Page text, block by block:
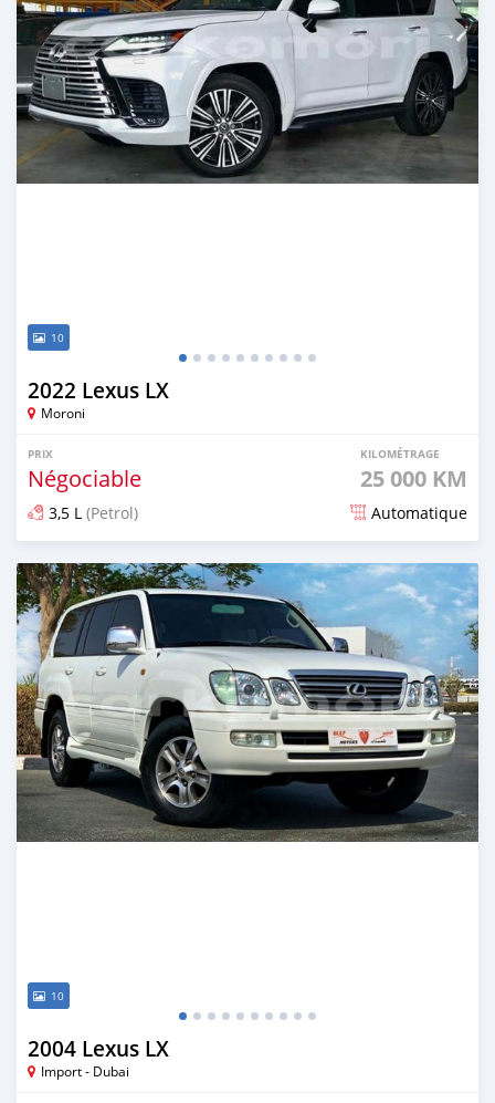
10
2022 Lexus LX
Moroni
PRIX
Négociable
KILOMÉTRAGE
25 000 KM
3,5 L (Petrol) Automatique
Publié il y a 5 mois
10
2004 Lexus LX
Import - Dubai